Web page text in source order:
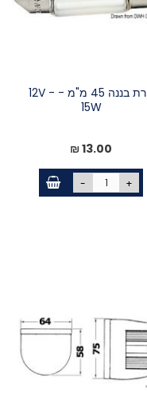
נורת בננה 45 מ"מ - 12V -
15W
13.00 ₪
- +